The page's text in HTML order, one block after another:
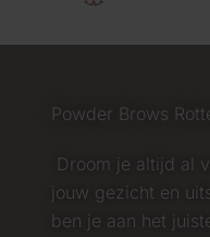
Powder Brows
Droom je altijd al
jouw gezicht en
ben je aan het